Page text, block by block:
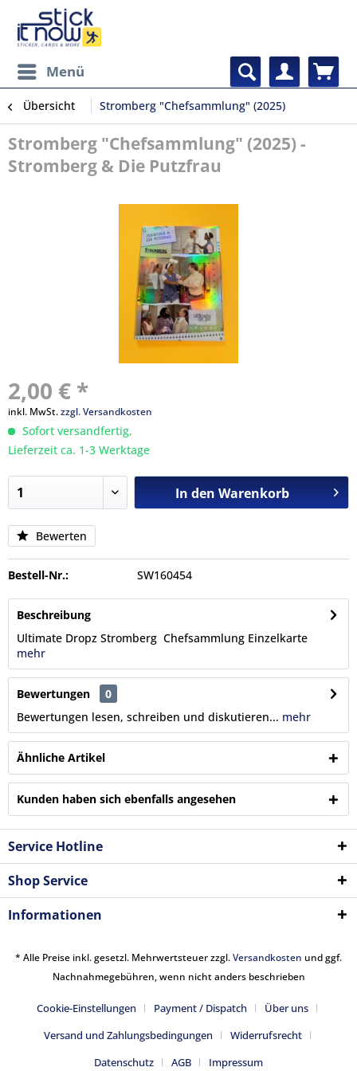
Menü
Übersicht Stromberg "Chefsammlung" (2025)
Stromberg "Chefsammlung" (2025) -
Stromberg & Die Putzfrau
2,00 € *
inkl. MwSt.zzgl. Versandkosten
Sofort versandfertig,
Lieferzeit ca. 1-3 Werktage
In den Warenkorb
Bewerten
Bestell-Nr.: SW160454
Beschreibung
Ultimate Dropz Stromberg Chefsammlung Einzelkarte
mehr
Bewertungen
0
Bewertungen lesen, schreiben und diskutieren... mehr
Ähnliche Artikel
Kunden haben sich ebenfalls angesehen
Service Hotline
Shop Service
Informationen
* Alle Preise inkl. gesetzl. Mehrwertsteuer zzgl.Versandkosten und ggf.
Nachnahmegebühren, wenn nicht anders beschrieben
Cookie-Einstellungen Payment / Dispatch
Über uns
Versand und Zahlungsbedingungen
Widerrufsrecht
Datenschutz
AGB Impressum